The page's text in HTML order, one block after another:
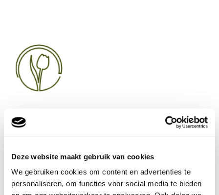
Deze website maakt gebruik van cookies
We gebruiken cookies om content en advertenties te
personaliseren, om functies voor social media te bieden
Sierteelt
Export landeneisen en voorwaarden
Uitvoering Inspecties
Monstername bij inspectie
Verplichte monstername
Erkenningsregeling sierteelt